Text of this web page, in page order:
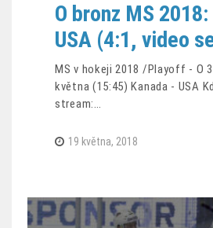
O bronz MS
USA (4:1, video
MS v hokeji 2018 /Playoff - O
května (15:45) Kanada - USA
stream:…
19 května, 2018